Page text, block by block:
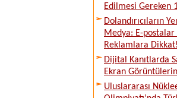
Edilmesi Gereken
Dolandırıcıların
Medya: E-postalar
Reklamlara
Dijital Kanıtlarda
Ekran
Uluslararası